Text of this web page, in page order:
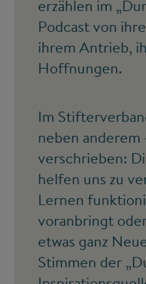
erzählen im
Podcast von
ihrem Antrieb,
Hoffnungen.
Im
neben
verschrieben:
helfen uns zu
Lernen
voranbringt
etwas ganz
Stimmen der